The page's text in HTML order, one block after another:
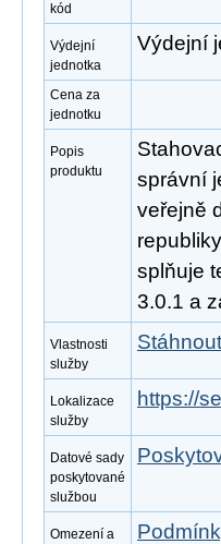
kód
Výdejní
jednotka
Výdejní
Cena za
jednotku
Popis
produktu
správní
veřejně
splňuje
3.0.1 a
Vlastnosti
služby
Lokalizace
služby
https://
Datové sady
poskytované
službou
Omezení a